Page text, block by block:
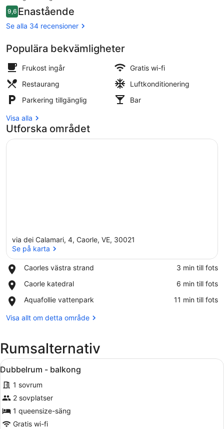
är
2 140 kr
Recensioner
9,69,6 av 10,
Enastående
Se alla 34 recensioner
Populära bekvämligheter
Frukost ingår
Gratis wi-fi
Restaurang
Luftkonditionering
Parkering tillgänglig
Bar
Visa alla
Utforska området
via dei Calamari, 4, Caorle, VE, 30021
Se på karta
Caorles västra strand
Place,
västra
‪3 min till fots‬
Caorle katedral
Place,
katedral
‪6 min till fots‬
Aquafollie vattenpark
Place,
vattenpark
‪11 min till fots‬
Visa allt om detta område
Rumsalternativ
Öppna
alla
foton
för
Dubbelrum
-
Ett hotellrum med en säng, en tv
8
Dubbelrum - balkong
1 sovrum
2 sovplatser
1 queensize-säng
Gratis wi-fi